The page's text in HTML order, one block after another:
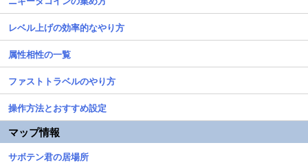
レベル上げの効率的なやり方
属性相性の一覧
ファストトラベルのやり方
操作方法とおすすめ設定
マップ情報
サボテン君の居場所